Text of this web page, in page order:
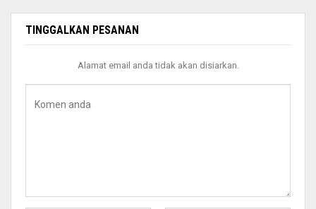
TINGGALKAN PESANAN
Alamat email anda tidak akan disiarkan.